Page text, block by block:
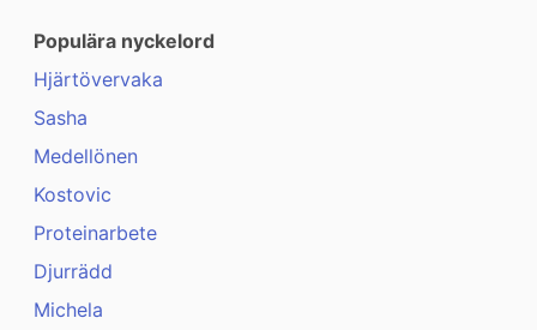
Populära nyckelord
Hjärtövervaka
Sasha
Medellönen
Kostovic
Proteinarbete
Djurrädd
Michela